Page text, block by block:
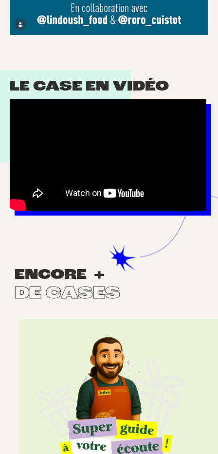
LE CASE EN VIDÉO
ENCORE +
DE CASES